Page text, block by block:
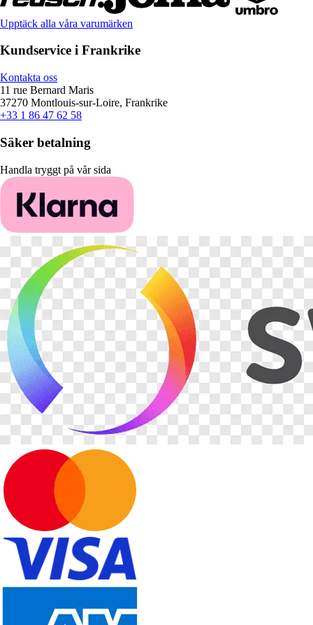
Upptäck alla våra varumärken
Kundservice i Frankrike
Kontakta oss
11 rue Bernard Maris
37270 Montlouis-sur-Loire, Frankrike
+33 1 86 47 62 58
Säker betalning
Handla tryggt på vår sida